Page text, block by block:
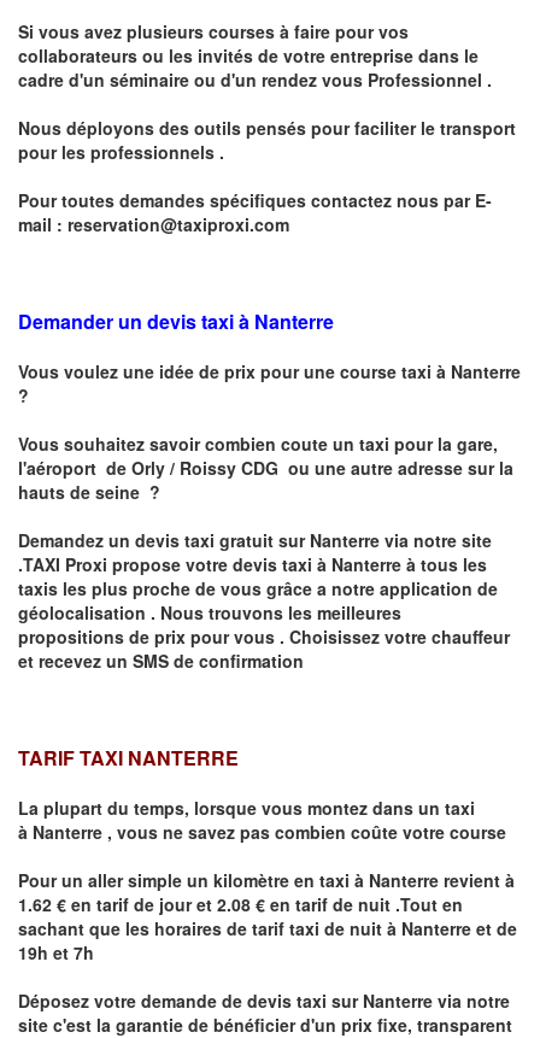
Si vous avez plusieurs courses à faire pour vos
collaborateurs ou les invités de votre entreprise dans le
cadre d'un séminaire ou d'un rendez vous Professionnel .
Nous déployons des outils pensés pour faciliter le transport
pour les professionnels .
Pour toutes demandes spécifiques contactez nous par E-
mail : reservation@taxiproxi.com
Demander un devis taxi à Nanterre
Vous voulez une idée de prix pour une course taxi à Nanterre
?
Vous souhaitez savoir combien coute un taxi pour la gare,
l'aéroport de Orly / Roissy CDG ou une autre adresse sur la
hauts de seine ?
Demandez un devis taxi gratuit sur Nanterre via notre site
.TAXI Proxi propose votre devis taxi à Nanterre à tous les
taxis les plus proche de vous grâce a notre application de
géolocalisation . Nous trouvons les meilleures
propositions de prix pour vous . Choisissez votre chauffeur
et recevez un SMS de confirmation
TARIF TAXI NANTERRE
La plupart du temps, lorsque vous montez dans un taxi
à Nanterre , vous ne savez pas combien coûte votre course
Pour un aller simple un kilomètre en taxi à Nanterre revient à
1.62 € en tarif de jour et 2.08 € en tarif de nuit .Tout en
sachant que les horaires de tarif taxi de nuit à Nanterre et de
19h et 7h
Déposez votre demande de devis taxi sur Nanterre via notre
site c'est la garantie de bénéficier d'un prix fixe, transparent